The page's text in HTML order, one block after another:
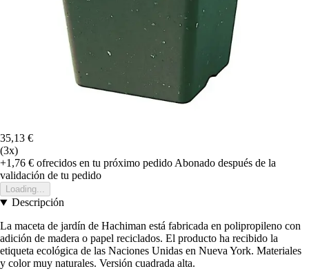
35,13 €
(3x)
+1,76 € ofrecidos en tu próximo pedidoAbonado después de la
validación de tu pedido
Loading...
Descripción
La maceta de jardín de Hachiman está fabricada en polipropileno con
adición de madera o papel reciclados. El producto ha recibido la
etiqueta ecológica de las Naciones Unidas en Nueva York. Materiales
y color muy naturales. Versión cuadrada alta.